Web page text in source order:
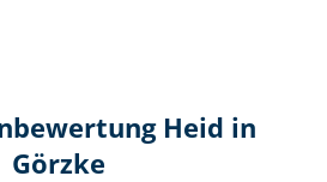
Heid in
Görzke